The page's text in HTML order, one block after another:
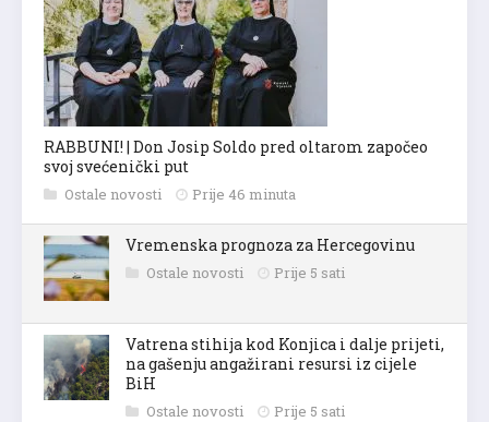
RABBUNI! | Don Josip Soldo pred oltarom započeo
svoj svećenički put
Ostale novosti Prije 46 minuta
Vremenska prognoza za Hercegovinu
Ostale novosti Prije 5 sati
Vatrena stihija kod Konjica i dalje prijeti,
na gašenju angažirani resursi iz cijele
BiH
Ostale novosti Prije 5 sati